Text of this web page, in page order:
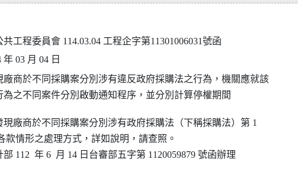
工程委員會 114.03.04 工程企字第11301006031號函
年 03 月 04 日
廠商於不同採購案分別涉有違反政府採購法之行為，機關應就該
為之不同案件分別啟動通知程序，並分別計算停權期間
現廠商於不同採購案分別涉有政府採購法（下稱採購法）第 1
項各款情形之處理方式，詳如說明，請查照。
112  年 6  月 14 日台審部五字第 1120059879 號函辦理